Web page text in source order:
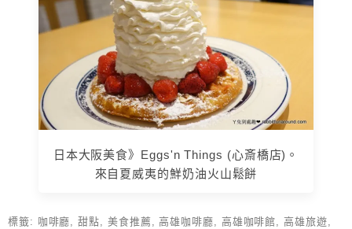
日本大阪美食》Eggs'n Things (心斎橋店)。
來自夏威夷的鮮奶油火山鬆餅
標籤: 咖啡廳,甜點, 美食推薦 ,高雄咖啡廳, 高雄咖啡館,高雄旅遊,